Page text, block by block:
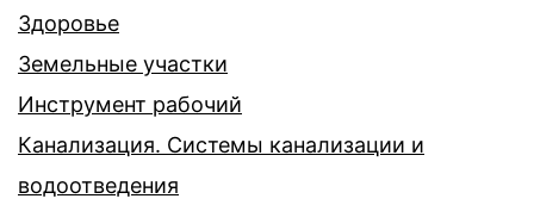
Здоровье
Земельные участки
Инструмент рабочий
Канализация. Системы канализации и
водоотведения